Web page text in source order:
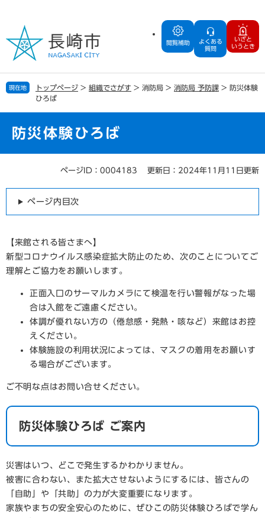
の
で
す
ー
ば
し
閲覧補助
よくある
質問
いざと
いうとき
現在地 トップページ > 組織でさがす > 消防局 > 消防局 予防課 > 防災体験
ひろば
防災体験ひろば
ページID：0004183 更新日：2024年11月11日更新
ページ内目次
【来館される皆さまへ】
新型コロナウイルス感染症拡大防止のため、次のことについてご
理解とご協力をお願いします。
正面入口のサーマルカメラにて検温を行い警報がなった場
合は入館をご遠慮ください。
体調が優れない方の（倦怠感・発熱・咳など）来館はお控
えください。
体験施設の利用状況によっては、マスクの着用をお願いす
る場合がございます。
ご不明な点はお問い合せください。
防災体験ひろば ご案内
災害はいつ、どこで発生するかわかりません。
被害に合わない、また拡大させないようにするには、皆さんの
「自助」や「共助」の力が大変重要になります。
家族やまちの安全安心のために、ぜひこの防災体験ひろばで学ん